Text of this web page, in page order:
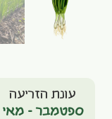
עונת הזריעה
ספטמבר - מאי